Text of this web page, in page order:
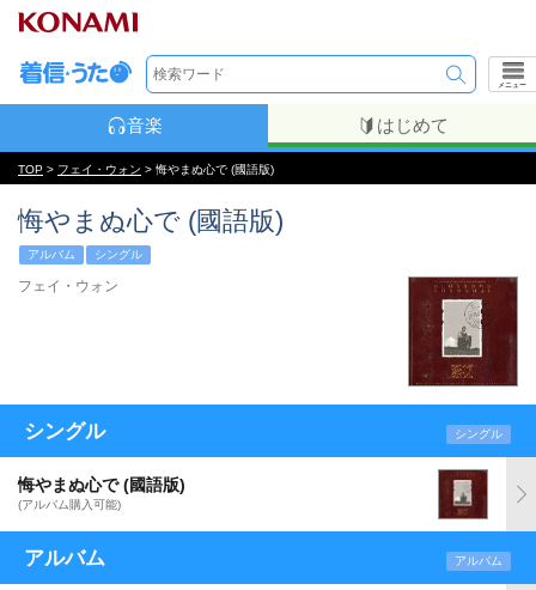
メニュー
音楽 はじめて
TOP > フェイ・ウォン > 悔やまぬ心で (國語版)
悔やまぬ心で (國語版)
アルバム シングル
フェイ・ウォン
シングル シングル
悔やまぬ心で (國語版)
(アルバム購入可能)
アルバム アルバム